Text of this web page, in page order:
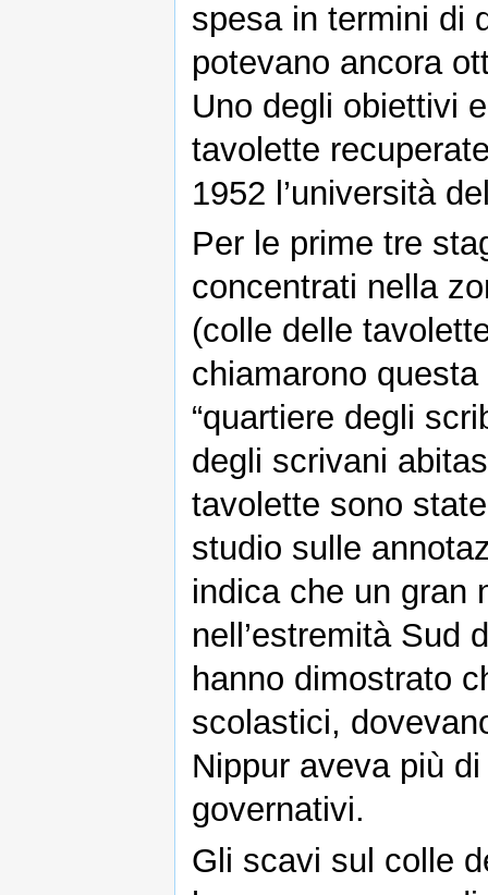
spesa in termini di
potevano ancora
Uno degli obiettivi
tavolette
1952 l’università
Per le prime tre
concentrati nella
(colle delle
chiamarono questa
“quartiere degli
degli scrivani
tavolette sono
studio sulle
indica che un gran
nell’estremità Sud
hanno dimostrato
scolastici,
Nippur aveva più
governativi.
Gli scavi sul colle